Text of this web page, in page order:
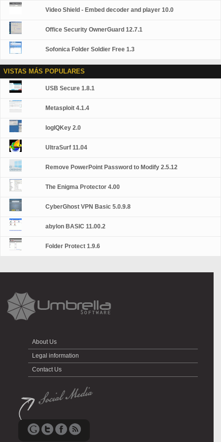
Video Shield - Embed decoder and player 10.0
Office Security OwnerGuard 12.7.1
Sofonica Folder Soldier Free 1.3
VISTAS MÁS POPULARES
USB Secure 1.8.1
Metasploit 4.1.4
logIQKey 2.0
UltraSurf 11.04
Remove PowerPoint Password to Modify 2.5.12
The Enigma Protector 4.00
CyberGhost VPN Basic 5.0.9.8
abylon BASIC 11.00.2
Folder Protect 1.9.6
About Us
Legal information
Contact Us